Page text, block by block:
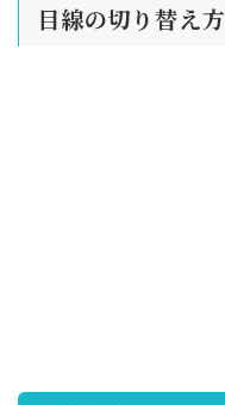
目線の切り替え方